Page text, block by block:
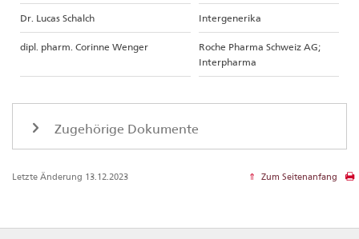
Dr. Lucas Schalch Intergenerika
dipl. pharm. Corinne Wenger
Roche Pharma Schweiz AG;
Interpharma
Zugehörige Dokumente
Letzte Änderung 13.12.2023 Zum Seitenanfang